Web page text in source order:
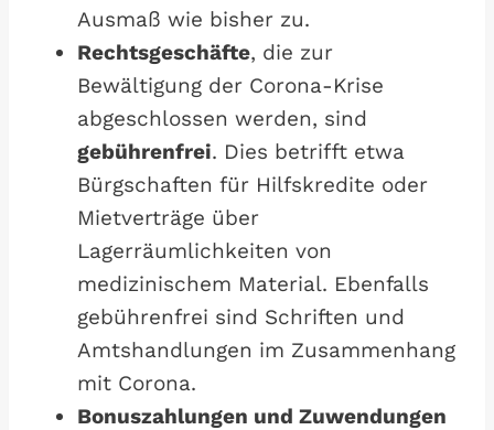
Ausmaß wie bisher zu.
Rechtsgeschäfte, die zur
Bewältigung der Corona-Krise
abgeschlossen werden, sind
gebührenfrei. Dies betrifft etwa
Bürgschaften für Hilfskredite oder
Mietverträge über
Lagerräumlichkeiten von
medizinischem Material. Ebenfalls
gebührenfrei sind Schriften und
Amtshandlungen im Zusammenhang
mit Corona.
Bonuszahlungen und Zuwendungen